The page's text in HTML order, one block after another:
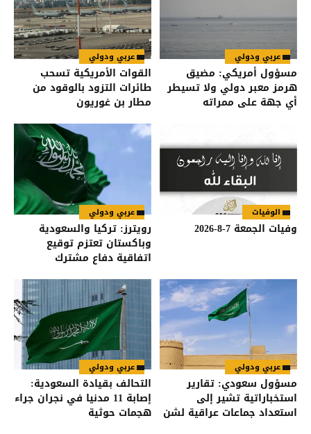
عربي ودولي
مسؤول أمريكي: مضيق
هرمز معبر دولي ولا تسيطر
أي جهة على ممراته
عربي ودولي
القوات الأمريكية تسحب
طائرات التزود بالوقود من
مطار بن غوريون
الوفيات
وفيات الجمعة 7-8-2026
عربي ودولي
رويترز: تركيا والسعودية
وباكستان تعتزم توقيع
اتفاقية دفاع مشترك
عربي ودولي
مسؤول سعودي: تقارير
استخباراتية تشير إلى
استعداد جماعات عراقية لشن
عربي ودولي
التحالف بقيادة السعودية:
إصابة 11 مدنيا في نجران جراء
هجمات حوثية